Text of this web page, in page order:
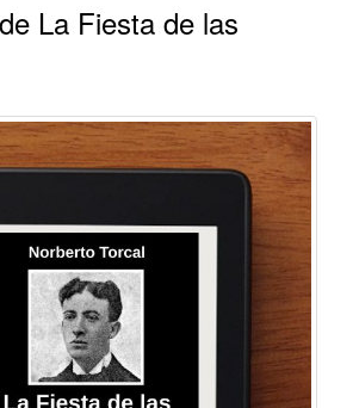
La Fiesta de las